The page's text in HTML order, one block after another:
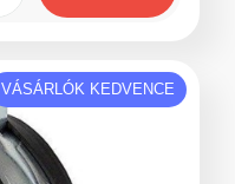
VÁSÁRLÓK KEDVENCE